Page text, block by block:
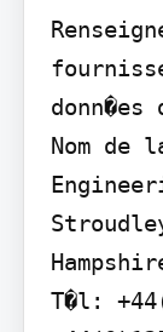
Nom de
T�l: